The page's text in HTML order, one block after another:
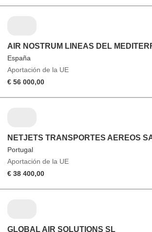
AIR NOSTRUM LINEAS DEL
España
Aportación de la UE
€ 56 000,00
NETJETS TRANSPORTES AEREOS
Portugal
Aportación de la UE
€ 38 400,00
GLOBAL AIR SOLUTIONS SL